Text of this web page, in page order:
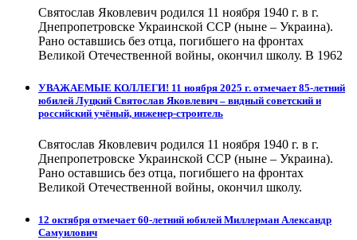
Святослав Яковлевич родился 11 ноября 1940 г. в г.
Днепропетровске Украинской ССР (ныне – Украина).
Рано оставшись без отца, погибшего на фронтах
Великой Отечественной войны, окончил школу. В 1962
УВАЖАЕМЫЕ КОЛЛЕГИ! 11 ноября 2025 г. отмечает 85-летний
юбилей Луцкий Святослав Яковлевич – видный советский и
российский учёный, инженер-строитель
Святослав Яковлевич родился 11 ноября 1940 г. в г.
Днепропетровске Украинской ССР (ныне – Украина).
Рано оставшись без отца, погибшего на фронтах
Великой Отечественной войны, окончил школу.
12 октября отмечает 60-летний юбилей Миллерман Александр
Самуилович